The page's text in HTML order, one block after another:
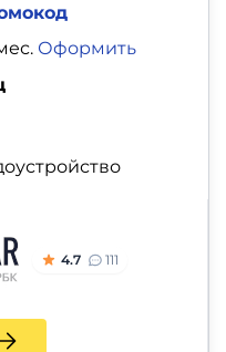
Оформить
4.7 111